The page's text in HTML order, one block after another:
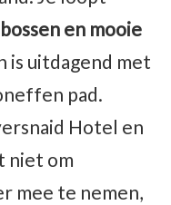
en mooie
is uitdagend met
pad.
Hotel en
niet om
mee te nemen,